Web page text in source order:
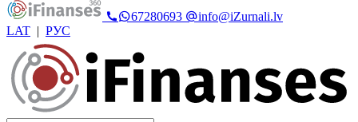
67280693
info@iZurnali.lv
LAT | РУС